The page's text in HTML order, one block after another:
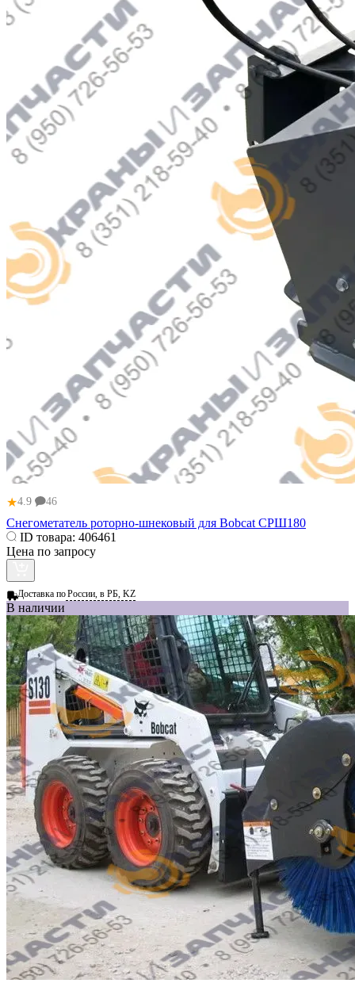
★4.9 46
Снегометатель роторно-шнековый для Bobcat СРШ180
ID товара: 406461
Цена по запросу
Доставка поРоссии, в РБ, KZ
В наличии